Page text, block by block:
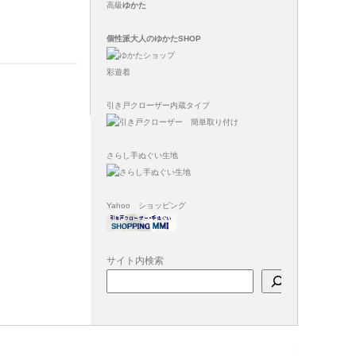
高級ゆかた
個性派大人のゆかたSHOP
彩遊着
引き戸クローザー内蔵タイプ
さらし手ぬぐい生地
Yahoo ショッピング
サイト内検索